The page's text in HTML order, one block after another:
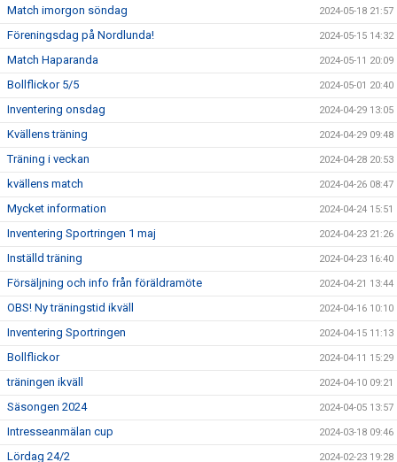
Match imorgon söndag 2024-05-18 21:57
Föreningsdag på Nordlunda! 2024-05-15 14:32
Match Haparanda 2024-05-11 20:09
Bollflickor 5/5 2024-05-01 20:40
Inventering onsdag 2024-04-29 13:05
Kvällens träning 2024-04-29 09:48
Träning i veckan 2024-04-28 20:53
kvällens match 2024-04-26 08:47
Mycket information 2024-04-24 15:51
Inventering Sportringen 1 maj 2024-04-23 21:26
Inställd träning 2024-04-23 16:40
Försäljning och info från föräldramöte 2024-04-21 13:44
OBS! Ny träningstid ikväll 2024-04-16 10:10
Inventering Sportringen 2024-04-15 11:13
Bollflickor 2024-04-11 15:29
träningen ikväll 2024-04-10 09:21
Säsongen 2024 2024-04-05 13:57
Intresseanmälan cup 2024-03-18 09:46
Lördag 24/2 2024-02-23 19:28